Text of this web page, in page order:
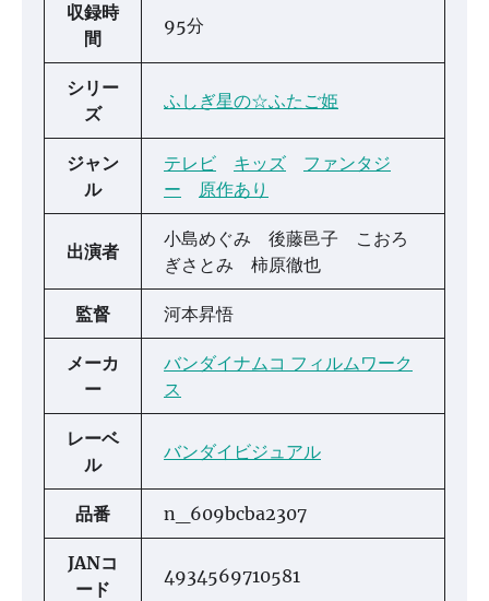
収録時
間
95分
シリー
ズ
ふしぎ星の☆ふたご姫
ジャン
ル
テレビ キッズ
ファンタジ
ー
原作あり
出演者
小島めぐみ 後藤邑子 こおろ
ぎさとみ 柿原徹也
監督 河本昇悟
メーカ
ー
バンダイナムコ フィルムワーク
ス
レーベ
ル
バンダイビジュアル
品番 n_609bcba2307
JANコ
ード
4934569710581